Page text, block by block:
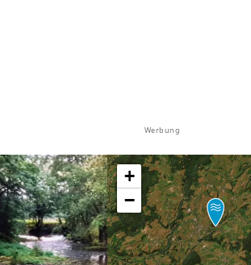
Werbung
+
−